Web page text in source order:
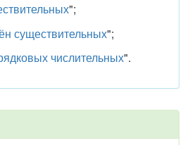
";
существительных";
числительных".